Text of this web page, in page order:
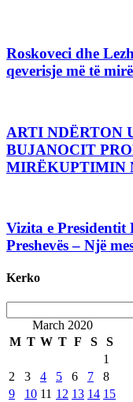
Roskoveci dhe
qeverisje më të mirë
ARTI NDËRTON
BUJANOCIT
MIRËKUPTIMIN
Vizita e Presidentit
Preshevës – Një
Kerko
March 2020
M T W T F S
S
1
2
3 4 5 6 7
8
9
10 11 12 13 14 15